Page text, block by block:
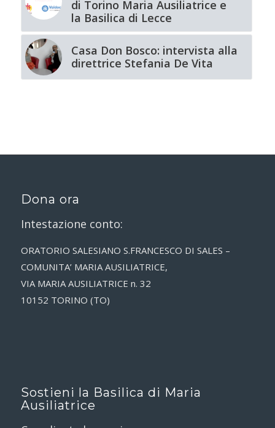
di Torino Maria Ausiliatrice e
la Basilica di Lecce
Casa Don Bosco: intervista alla
direttrice Stefania De Vita
Dona ora
Intestazione conto:
ORATORIO SALESIANO S.FRANCESCO DI SALES –
COMUNITA’ MARIA AUSILIATRICE,
VIA MARIA AUSILIATRICE n. 32
10152 TORINO (TO)
Sostieni la Basilica di Maria
Ausiliatrice